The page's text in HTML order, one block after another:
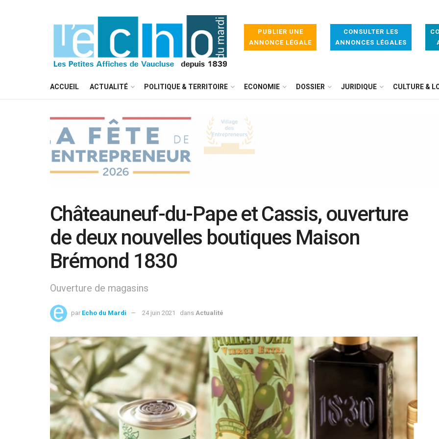
PUBLIER UNE
ANNONCE LÉGALE
CONSULTER LES
ANNONCES LÉGALES
ACCUEIL ACTUALITÉ POLITIQUE & TERRITOIRE ECONOMIE DOSSIER JURIDIQUE CULTURE &
Châteauneuf-du-Pape et Cassis, ouverture
de deux nouvelles boutiques Maison
Brémond 1830
Ouverture de magasins
par Echo du Mardi 24 juin 2021 dans Actualité